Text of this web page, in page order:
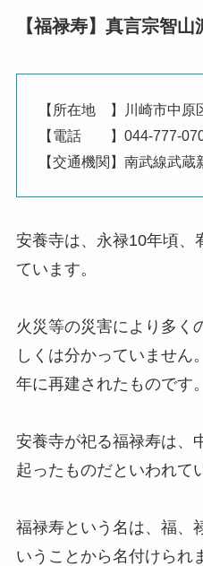
【福禄寿】真言宗智山
【所在地 】川崎市中原
【電話 】044-777-
【交通機関】南武線武
安養寺は、永禄10年頃、
ています。
火災等の災害により多く
しくは分かっていません
年に再建されたものです。
安養寺が祀る福禄寿は、
起ったものだといわれて
福禄寿という名は、福、
いうことから名付けられ